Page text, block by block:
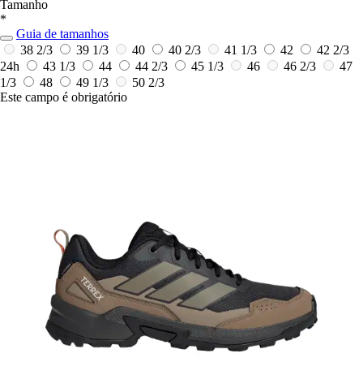
Tamanho
*
Guia de tamanhos
38 2/3
39 1/3 40 40 2/3 41 1/3 42
42 2/3
24h
43 1/3 44 44 2/3 45 1/3 46 46 2/3
47
1/3
48 49 1/3
50 2/3
Este campo é obrigatório